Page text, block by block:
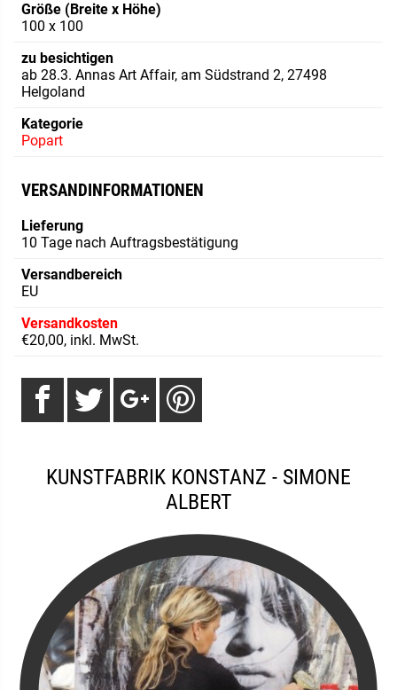
Größe (Breite x Höhe)
100 x 100
zu besichtigen
ab 28.3. Annas Art Affair, am Südstrand 2, 27498
Helgoland
Kategorie
Popart
VERSANDINFORMATIONEN
Lieferung
10 Tage nach Auftragsbestätigung
Versandbereich
EU
Versandkosten
€20,00, inkl. MwSt.
KUNSTFABRIK KONSTANZ - SIMONE
ALBERT